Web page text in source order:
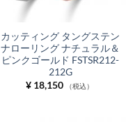
カッティング タングステン
ナローリング ナチュラル＆
ピンクゴールド FSTSR212-
212G
¥18,150 （税込）